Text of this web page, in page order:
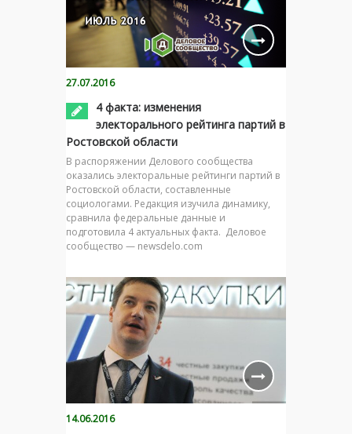
27.07.2016
4 факта: изменения
электорального рейтинга партий в
Ростовской области
В распоряжении Делового сообщества
оказались электоральные рейтинги партий в
Ростовской области, составленные
социологами. Редакция изучила динамику,
сравнила федеральные данные и
подготовила 4 актуальных факта. Деловое
сообщество — newsdelo.com
14.06.2016